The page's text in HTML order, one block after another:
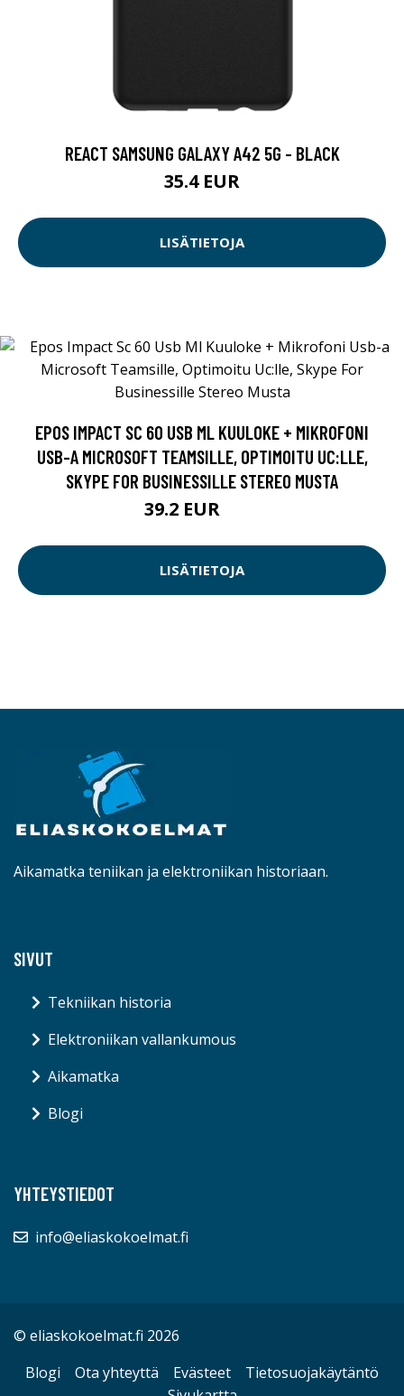
REACT SAMSUNG GALAXY A42 5G - BLACK
35.4 EUR
LISÄTIETOJA
EPOS IMPACT SC 60 USB ML KUULOKE + MIKROFONI
USB-A MICROSOFT TEAMSILLE, OPTIMOITU UC:LLE,
SKYPE FOR BUSINESSILLE STEREO MUSTA
39.2 EUR
LISÄTIETOJA
Aikamatka teniikan ja elektroniikan historiaan.
SIVUT
Tekniikan historia
Elektroniikan vallankumous
Aikamatka
Blogi
YHTEYSTIEDOT
info@eliaskokoelmat.fi
© eliaskokoelmat.fi 2026
Blogi
Ota yhteyttä Evästeet
Tietosuojakäytäntö